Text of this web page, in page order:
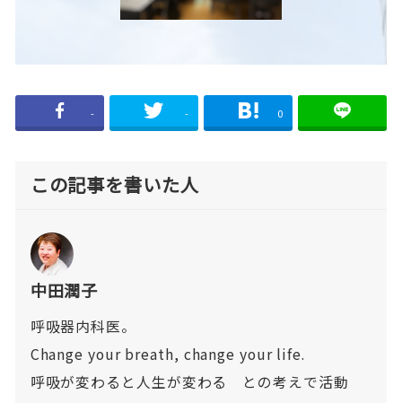
- - 0
この記事を書いた人
中田潤子
呼吸器内科医。
Change your breath, change your life.
呼吸が変わると人生が変わる との考えで活動